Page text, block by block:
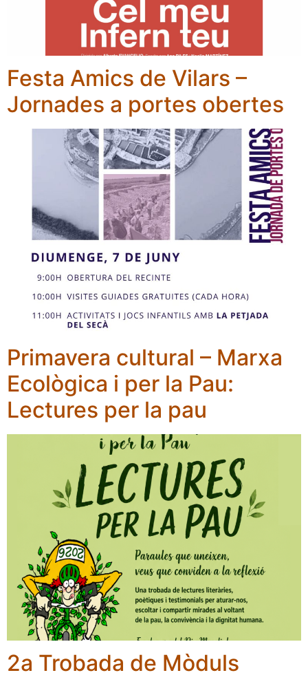
Festa Amics de Vilars –
Jornades a portes obertes
Primavera cultural – Marxa
Ecològica i per la Pau:
Lectures per la pau
2a Trobada de Mòduls